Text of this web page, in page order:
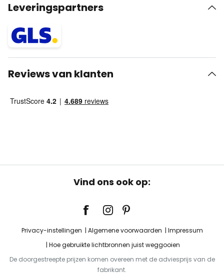
Leveringspartners
Reviews van klanten
Vind ons ook op:
Privacy-instellingen Algemene voorwaarden
Impressum
Hoe gebruikte lichtbronnen juist weggooien
De doorgestreepte prijzen komen overeen met de adviesprijs van de
fabrikant.